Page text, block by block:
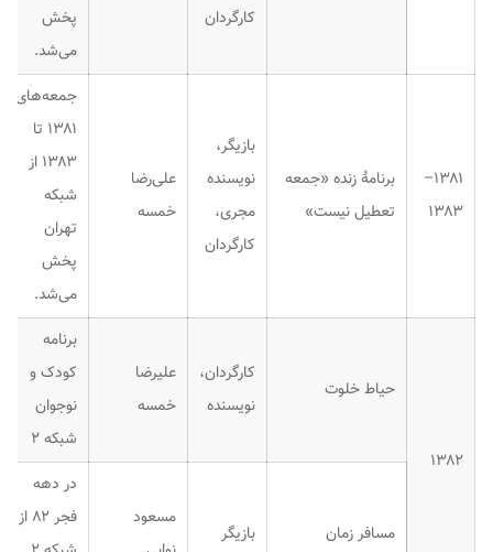
کارگردان
پخش
می‌شد.
۱۳۸۱–
۱۳۸۳
برنامهٔ زنده «جمعه
تعطیل نیست»
بازیگر،
نویسنده
مجری،
کارگردان
علی‌رضا
خمسه
جمعه‌های
۱۳۸۱ تا
۱۳۸۳ از
شبکه
تهران
پخش
می‌شد.
۱۳۸۲
حیاط خلوت
کارگردان،
نویسنده
علیرضا
خمسه
برنامه
کودک و
نوجوان
شبکه ۲
مسافر زمان بازیگر
مسعود
در دهه
فجر ۸۲ از